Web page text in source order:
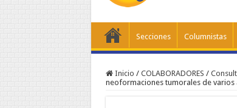
Secciones Columnistas
Inicio / COLABORADORES /
neoformaciones tumorales de varios